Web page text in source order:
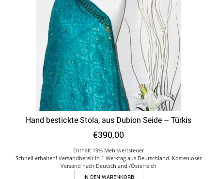
Hand bestickte Stola, aus Dubion Seide – Türkis
€390,00
Enthält 19% Mehrwertsteuer
Schnell erhalten! Versandbereit in 1 Werktag aus Deutschland. Kostenloser
Versand nach Deutschland /Österreich
IN DEN WARENKORB